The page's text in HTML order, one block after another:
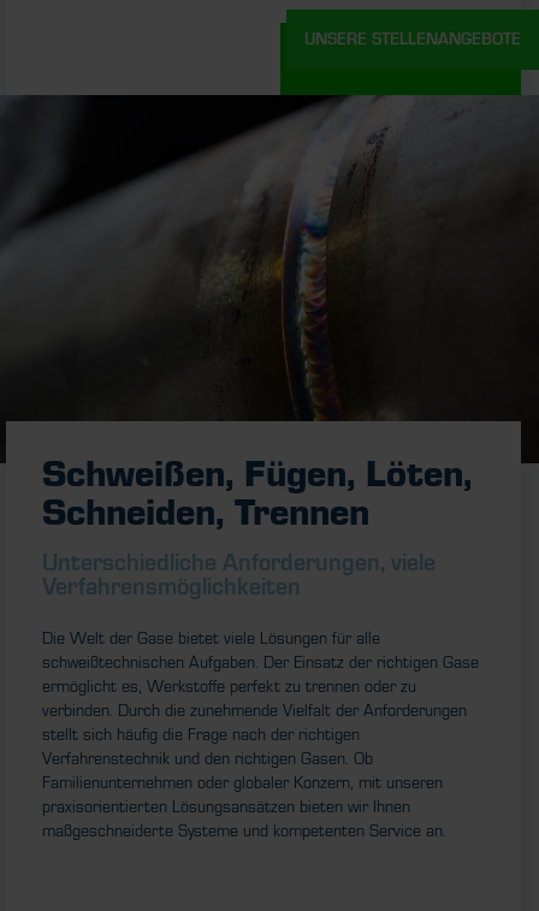
Schweißen, Fügen, Löten,
Schneiden, Trennen
Unterschiedliche Anforderungen, viele
Verfahrensmöglichkeiten
Die Welt der Gase bietet viele Lösungen für alle
schweißtechnischen Aufgaben. Der Einsatz der richtigen Gase
ermöglicht es, Werkstoffe perfekt zu trennen oder zu
verbinden. Durch die zunehmende Vielfalt der Anforderungen
stellt sich häufig die Frage nach der richtigen
Verfahrenstechnik und den richtigen Gasen. Ob
Familienunternehmen oder globaler Konzern, mit unseren
praxisorientierten Lösungsansätzen bieten wir Ihnen
maßgeschneiderte Systeme und kompetenten Service an.
UNSERE STELLENANGEBOTE